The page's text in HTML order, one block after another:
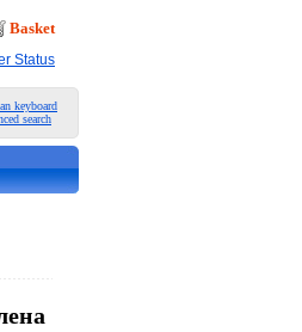
Basket
Status
keyboard
search